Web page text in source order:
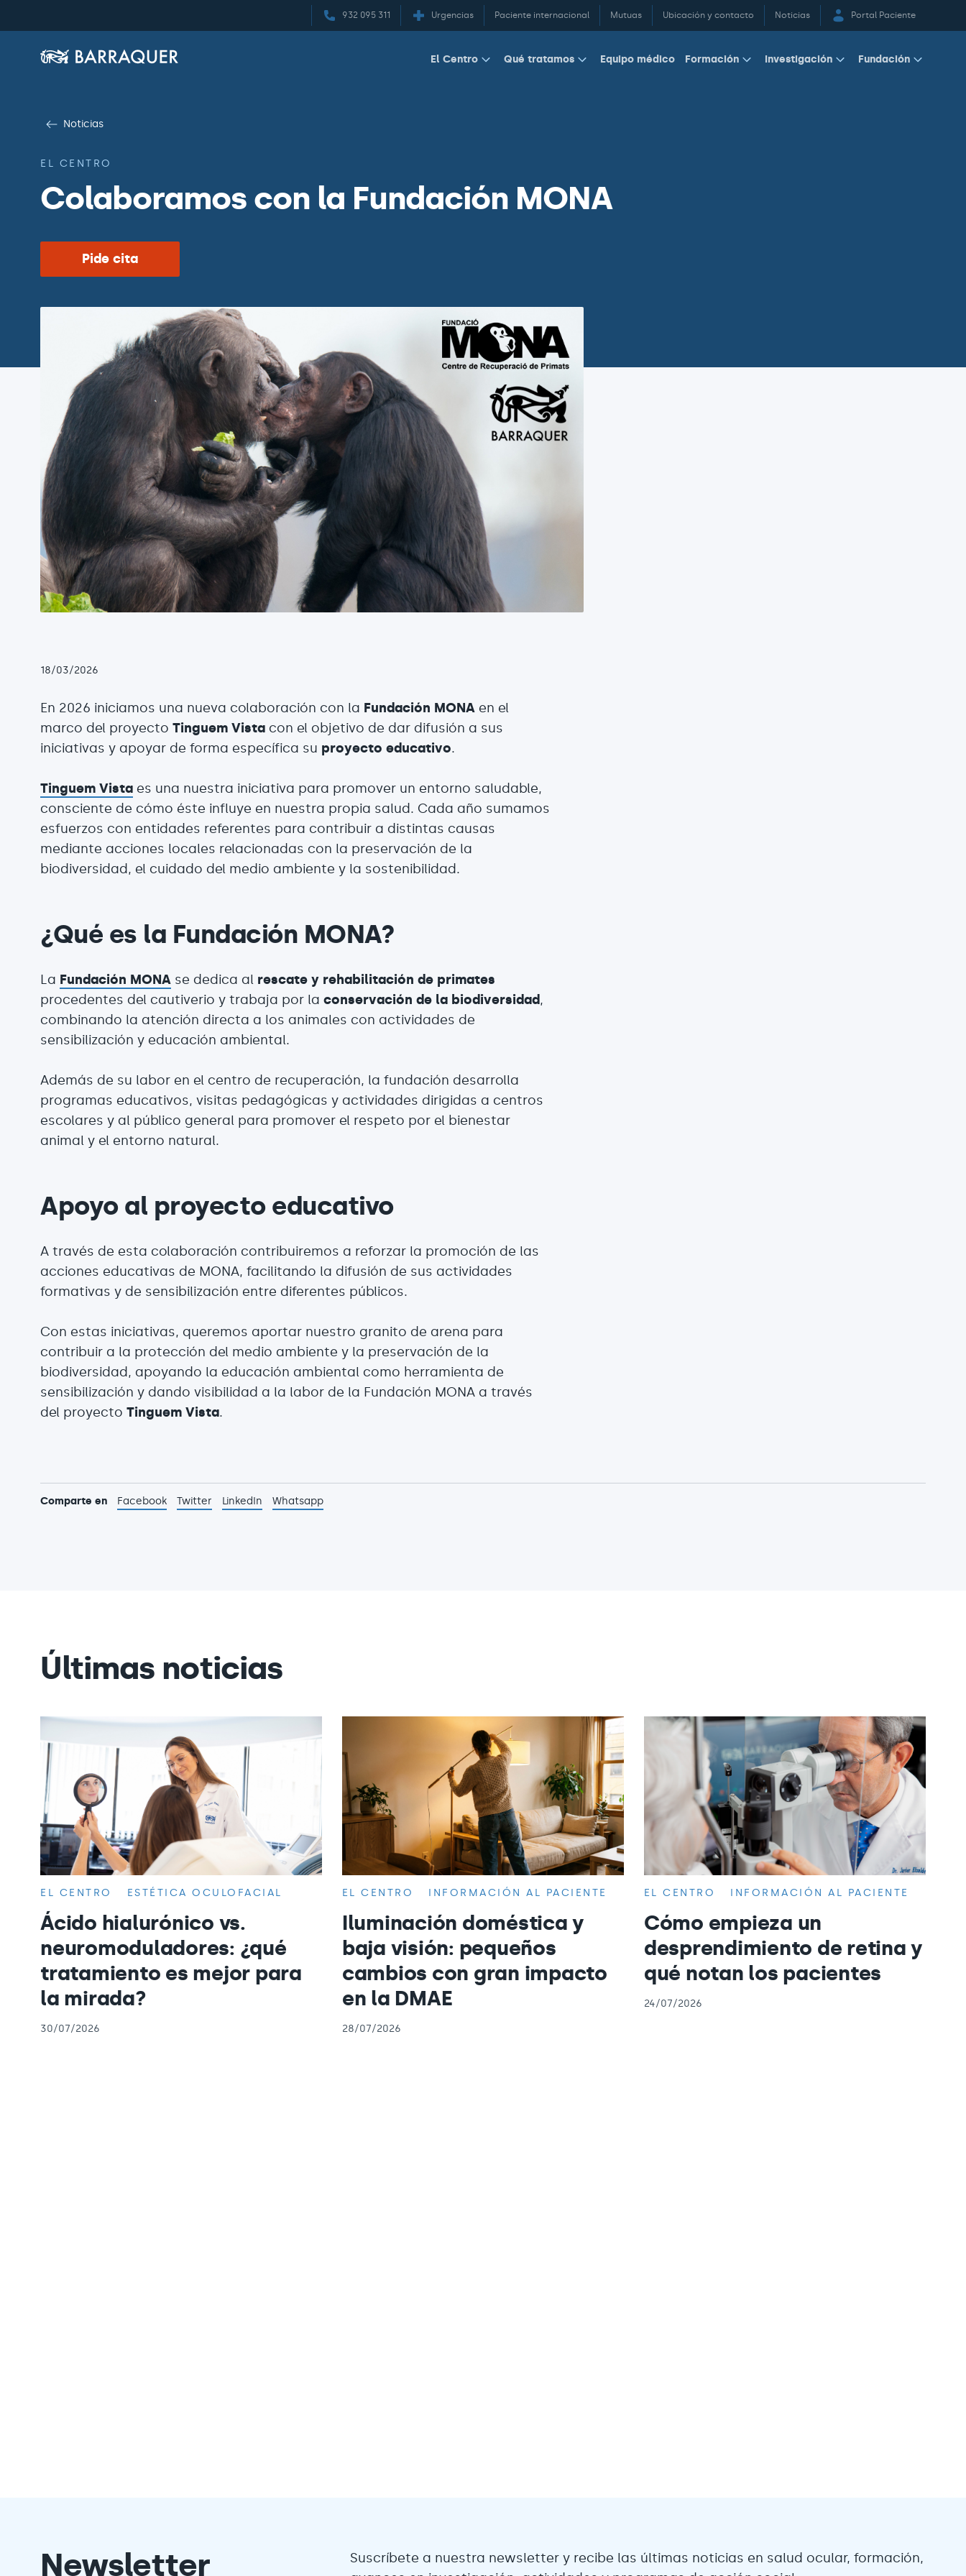
932 095 311 Urgencias Paciente internacional Mutuas Ubicación y contacto Noticias Portal Paciente
El Centro Qué tratamos Equipo médico Formación Investigación Fundación
Noticias
EL CENTRO
Colaboramos con la Fundación MONA
Pide cita
18/03/2026
En 2026 iniciamos una nueva colaboración con la Fundación MONA en el
marco del proyectoTinguem Vista con el objetivo de dar difusión a sus
iniciativas y apoyar de forma específica su proyecto educativo.
Tinguem Vista es una nuestra iniciativa para promover un entorno saludable,
consciente de cómo éste influye en nuestra propia salud. Cada año sumamos
esfuerzos con entidades referentes para contribuir a distintas causas
mediante acciones locales relacionadas con la preservación de la
biodiversidad, el cuidado del medio ambiente y la sostenibilidad.
¿Qué es la Fundación MONA?
La Fundación MONA se dedica al rescate y rehabilitación de primates
procedentes del cautiverio y trabaja por laconservación de la biodiversidad,
combinando la atención directa a los animales con actividades de
sensibilización y educación ambiental.
Además de su labor en el centro de recuperación, la fundación desarrolla
programas educativos, visitas pedagógicas y actividades dirigidas a centros
escolares y al público general para promover el respeto por el bienestar
animal y el entorno natural.
Apoyo al proyecto educativo
A través de esta colaboración contribuiremos a reforzar la promoción de las
acciones educativas de MONA, facilitando la difusión de sus actividades
formativas y de sensibilización entre diferentes públicos.
Con estas iniciativas, queremos aportar nuestro granito de arena para
contribuir a la protección del medio ambiente y la preservación de la
biodiversidad, apoyando la educación ambiental como herramienta de
sensibilización y dando visibilidad a la labor de la Fundación MONA a través
del proyectoTinguem Vista.
Comparte en Facebook Twitter LinkedIn Whatsapp
Últimas noticias
EL CENTRO ESTÉTICA OCULOFACIAL
Ácido hialurónico vs.
neuromoduladores: ¿qué
tratamiento es mejor para
la mirada?
30/07/2026
EL CENTRO INFORMACIÓN AL PACIENTE
Iluminación doméstica y
baja visión: pequeños
cambios con gran impacto
en la DMAE
28/07/2026
EL CENTRO INFORMACIÓN AL PACIENTE
Cómo empieza un
desprendimiento de retina y
qué notan los pacientes
24/07/2026
Newsletter
Suscríbete a nuestra newsletter y recibe las últimas noticias en salud ocular, formación,